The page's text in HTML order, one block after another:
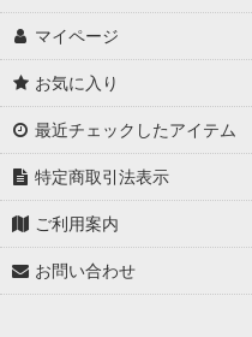
マイページ
お気に入り
最近チェックしたアイテム
特定商取引法表示
ご利用案内
お問い合わせ